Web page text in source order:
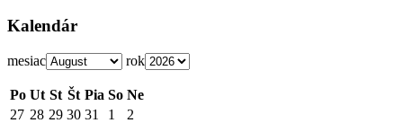
Kalendár
mesiac rok
Po Ut St Št Pia So Ne
27 28 29 30 31 1
2